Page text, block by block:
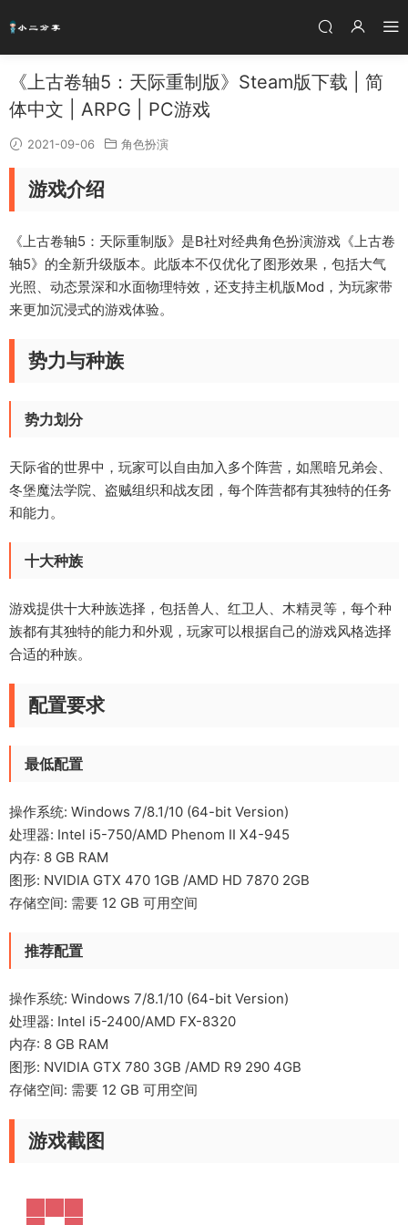
《上古卷轴5：天际重制版》Steam版下载 | 简
体中文 | ARPG | PC游戏
2021-09-06 角色扮演
游戏介绍
《上古卷轴5：天际重制版》是B社对经典角色扮演游戏《上古卷
轴5》的全新升级版本。此版本不仅优化了图形效果，包括大气
光照、动态景深和水面物理特效，还支持主机版Mod，为玩家带
来更加沉浸式的游戏体验。
势力与种族
势力划分
天际省的世界中，玩家可以自由加入多个阵营，如黑暗兄弟会、
冬堡魔法学院、盗贼组织和战友团，每个阵营都有其独特的任务
和能力。
十大种族
游戏提供十大种族选择，包括兽人、红卫人、木精灵等，每个种
族都有其独特的能力和外观，玩家可以根据自己的游戏风格选择
合适的种族。
配置要求
最低配置
操作系统: Windows 7/8.1/10 (64-bit Version)
处理器: Intel i5-750/AMD Phenom II X4-945
内存: 8 GB RAM
图形: NVIDIA GTX 470 1GB /AMD HD 7870 2GB
存储空间: 需要 12 GB 可用空间
推荐配置
操作系统: Windows 7/8.1/10 (64-bit Version)
处理器: Intel i5-2400/AMD FX-8320
内存: 8 GB RAM
图形: NVIDIA GTX 780 3GB /AMD R9 290 4GB
存储空间: 需要 12 GB 可用空间
游戏截图